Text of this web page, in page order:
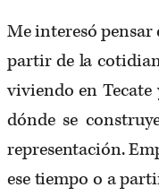
Me interesó pensar
partir de la
viviendo en Tecate
dónde se
representación.
ese tiempo o a